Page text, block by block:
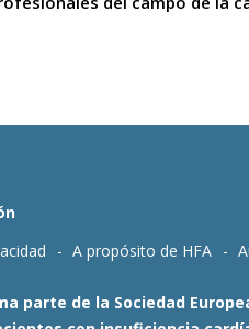
A propósito de HFA
parte de la Sociedad